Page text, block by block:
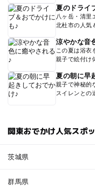
夏のドライ
八ヶ岳・清里
北杜市の人気
涼やかな音
この夏は浴衣
親子で絵付け
夏の朝に早
親子で神秘的
スイレンとの
関東おでかけ人気スポ
茨城県
群馬県